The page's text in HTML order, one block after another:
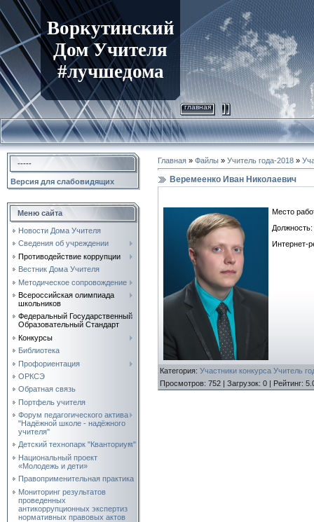
Воркутинский
Дом Учителя
#лучшедома
главная
-----
Версия для слабовидящих
Меню сайта
Новости Дома Учителя
Сведения об учреждении
Противодействие коррупции
Вестник Дома Учителя
Методическое сопровождение
Всероссийская олимпиада
школьников
Федеральный Государственный
Образовательный Стандарт
Конкурсы
Библиотека
Профориентация
ОРКСЭ
Обратная связь
Портфель учителя
Форум педагогического актива
"Надёжной школе - надёжного
учителя"
Детский технопарк "Кванториум"
Национальный проект
«Молодежь и дети»
Правоприменительная практика
Мониторинг результатов
проведенных
антикоррупционных экспертиз
нормативных правовых актов
Главная » Файлы » Учитель года-2018 »
Веремеенко Иван Николаевич
Место
Интернет-
Категория: Участники конкурса Учитель
Просмотров: 752 | Загрузок: 0 | Рейтинг: